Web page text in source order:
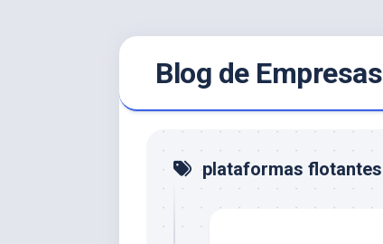
Blog de Empresas
plataformas flotantes